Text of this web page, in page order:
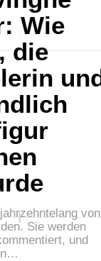
Wie
die
von
Sie werden
und